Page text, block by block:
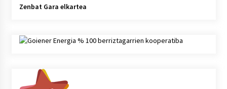
Zenbat Gara elkartea